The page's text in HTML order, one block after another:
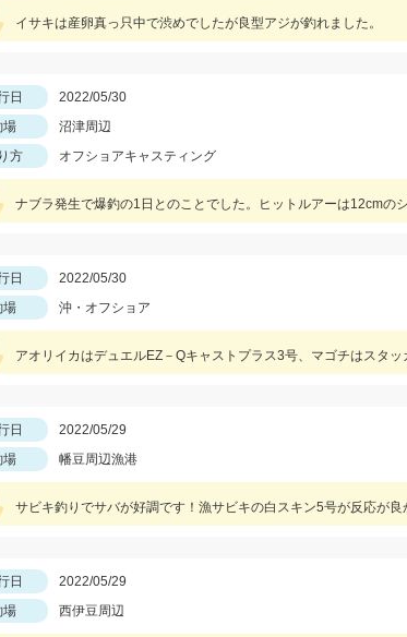
イサキは産卵真っ只中で渋めでしたが良型アジが釣れました。
日 2022/05/30
場
沼津周辺
方
オフショアキャスティング
ナブラ発生で爆釣の1日とのことでした。ヒットルアーは12cmの
日 2022/05/30
場
沖・オフショア
アオリイカはデュエルEZ－Qキャストプラス3号、マゴチはスタ
日 2022/05/29
場
幡豆周辺漁港
サビキ釣りでサバが好調です！漁サビキの白スキン5号が反応が良
日 2022/05/29
場
西伊豆周辺